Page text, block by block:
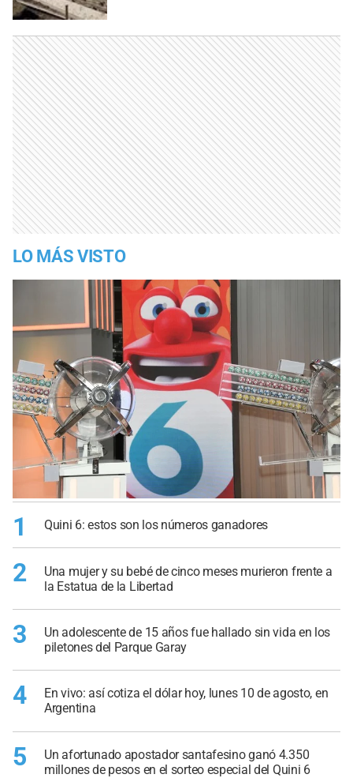
LO MÁS VISTO
1 Quini 6: estos son los números ganadores
2
Una mujer y su bebé de cinco meses murieron frente a
la Estatua de la Libertad
3
Un adolescente de 15 años fue hallado sin vida en los
piletones del Parque Garay
4
En vivo: así cotiza el dólar hoy, lunes 10 de agosto, en
Argentina
5
Un afortunado apostador santafesino ganó 4.350
millones de pesos en el sorteo especial del Quini 6